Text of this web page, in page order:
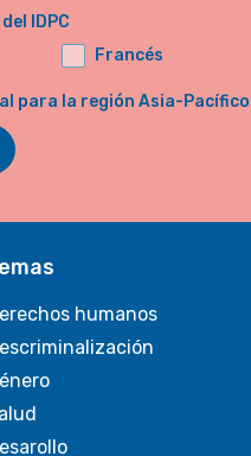
IDPC
Francés
para la región Asia-Pacífico
humanos